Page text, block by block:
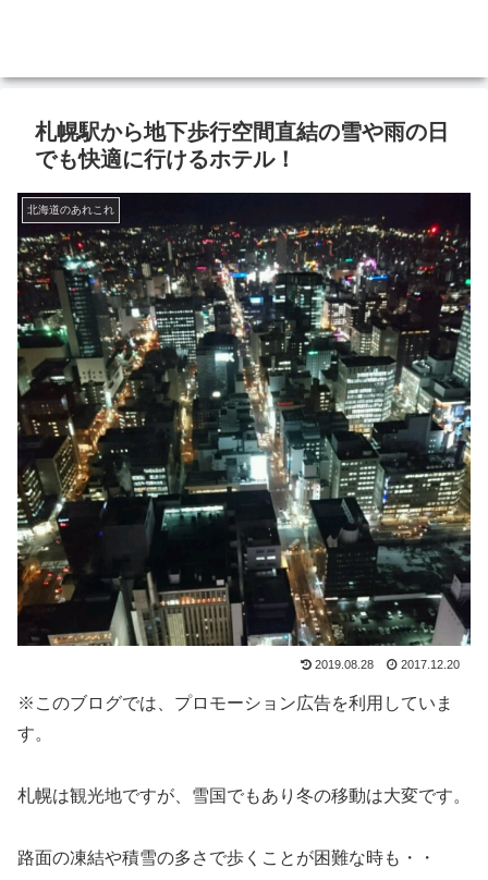
札幌駅から地下歩行空間直結の雪や雨の日
でも快適に行けるホテル！
北海道のあれこれ
2019.08.28 2017.12.20
※このブログでは、プロモーション広告を利用していま
す。
札幌は観光地ですが、雪国でもあり冬の移動は大変です。
路面の凍結や積雪の多さで歩くことが困難な時も・・